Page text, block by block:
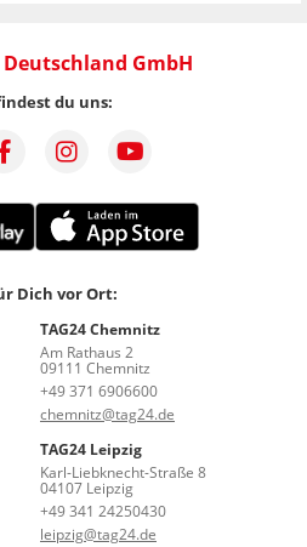
Deutschland GmbH
du uns:
Dich vor Ort:
TAG24 Chemnitz
Am Rathaus 2
09111 Chemnitz
+49 371 6906600
chemnitz@tag24.de
TAG24 Leipzig
Karl-Liebknecht-Straße 8
04107 Leipzig
+49 341 24250430
leipzig@tag24.de